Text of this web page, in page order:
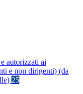
autorizzati ai
e non dirigenti) (da
25